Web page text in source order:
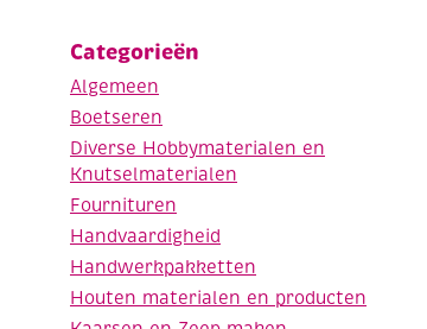
Categorieën
Algemeen
Boetseren
Diverse Hobbymaterialen en
Knutselmaterialen
Fournituren
Handvaardigheid
Handwerkpakketten
Houten materialen en producten